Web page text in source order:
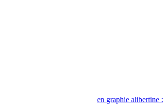
en graphie alibertine :